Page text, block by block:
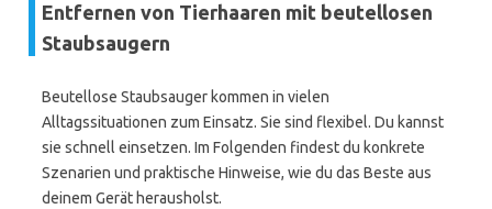
Entfernen von Tierhaaren mit beutellosen
Staubsaugern
Beutellose Staubsauger kommen in vielen
Alltagssituationen zum Einsatz. Sie sind flexibel. Du kannst
sie schnell einsetzen. Im Folgenden findest du konkrete
Szenarien und praktische Hinweise, wie du das Beste aus
deinem Gerät herausholst.